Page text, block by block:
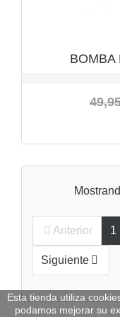
BOMBA
Precio
 Anterior 1
Siguiente 
Esta tienda utiliza
podamos mejorar su